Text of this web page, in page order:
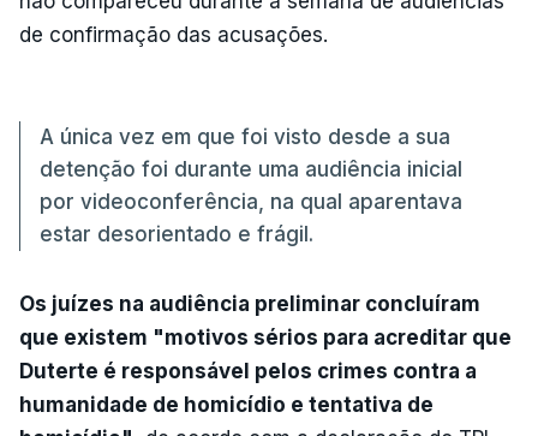
de confirmação das acusações.
A única vez em que foi visto desde a sua
detenção foi durante uma audiência inicial
por videoconferência, na qual aparentava
estar desorientado e frágil.
Os juízes na audiência preliminar concluíram
que existem "motivos sérios para acreditar que
Duterte é responsável pelos crimes contra a
humanidade de homicídio e tentativa de